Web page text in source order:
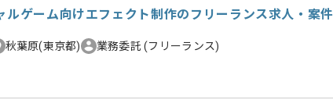
ルゲーム向けエフェクト制作のフリーランス求人・案件
秋葉原(東京都) 業務委託(フリーランス)